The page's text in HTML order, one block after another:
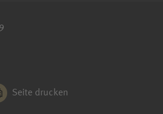
Seite drucken